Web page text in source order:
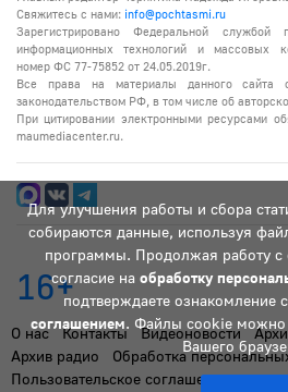
Для улучшения работы и сбора
собираются данные, используя
программы. Продолжая работу с
согласие на обработку
подтверждаете ознакомление с
соглашением. Файлы cookie можно
Вашего
Свяжитесь с нами: info@pochtasmi.ru
Зарегистрировано Федеральной
информационных технологий и массовых
номер ФС 77-75852 от 24.05.2019г.
Все права на материалы данного сайта
законодательством РФ, в том числе об
При цитировании электронными ресурсами
maumediacenter.ru.
16+
О нас Контакты Видеоновости
Архив радио
Обработка
Пользовательское соглашение